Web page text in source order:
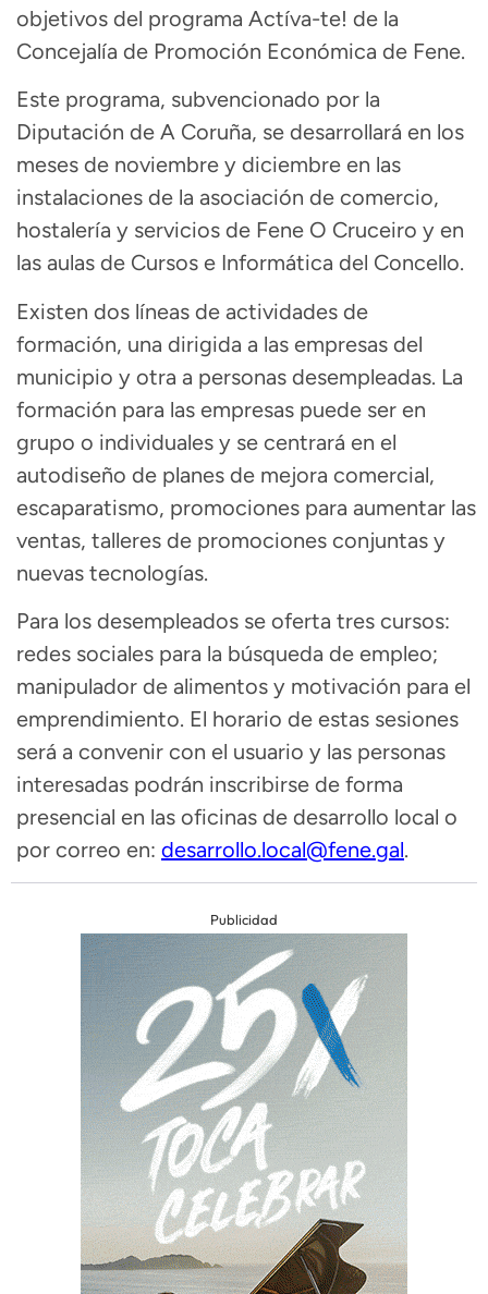
objetivos del programa Actíva-te! de la
Concejalía de Promoción Económica de Fene.
Este programa, subvencionado por la
Diputación de A Coruña, se desarrollará en los
meses de noviembre y diciembre en las
instalaciones de la asociación de comercio,
hostalería y servicios de Fene O Cruceiro y en
las aulas de Cursos e Informática del Concello.
Existen dos líneas de actividades de
formación, una dirigida a las empresas del
municipio y otra a personas desempleadas. La
formación para las empresas puede ser en
grupo o individuales y se centrará en el
autodiseño de planes de mejora comercial,
escaparatismo, promociones para aumentar las
ventas, talleres de promociones conjuntas y
nuevas tecnologías.
Para los desempleados se oferta tres cursos:
redes sociales para la búsqueda de empleo;
manipulador de alimentos y motivación para el
emprendimiento. El horario de estas sesiones
será a convenir con el usuario y las personas
interesadas podrán inscribirse de forma
presencial en las oficinas de desarrollo local o
por correo en: desarrollo.local@fene.gal.
Publicidad